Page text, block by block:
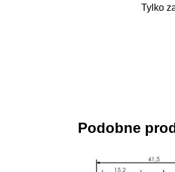
Tylko
Podobne